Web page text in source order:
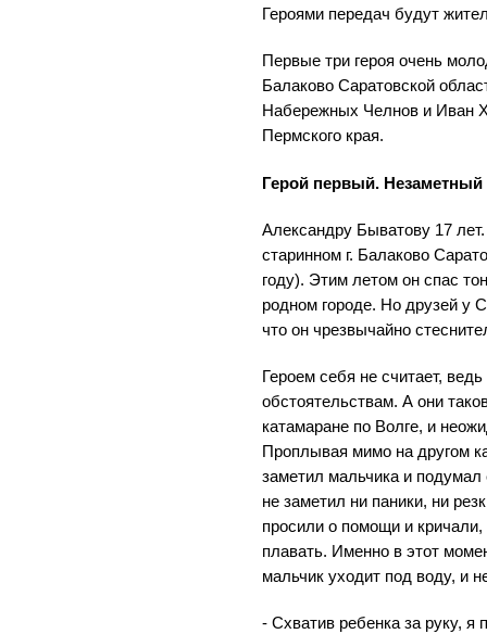
Героями передач будут
Первые три героя очень
Балаково Саратовской
Набережных Челнов и Иван
Пермского края.
Герой первый. Незаметный
Александру Быватову 17
старинном г. Балаково
году). Этим летом он спас
родном городе. Но друзей у
что он чрезвычайно
Героем себя не считает,
обстоятельствам. А они
катамаране по Волге, и
Проплывая мимо на другом
заметил мальчика и подумал
не заметил ни паники, ни
просили о помощи и
плавать. Именно в этот
мальчик уходит под воду, и
- Схватив ребенка за руку, я